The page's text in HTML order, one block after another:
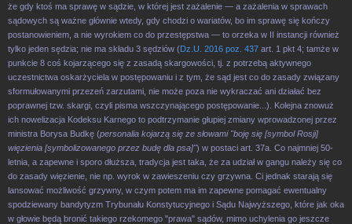
że gdy ktoś ma sprawę w sądzie, w której jest zażalenie — a zażalenia w sprawach
sądowych są ważne głównie wtedy, gdy chodzi o wariatów, bo im sprawę się kończy
postanowieniem, a nie wyrokiem co do przestępstwa — to orzeka w II instancji również
tylko jeden sędzia; nie ma składu 3 sędziów (Dz.U. 2016 poz. 437 art. 1 pkt 4; tamże w
punkcie 8 coś kojarzącego się z zasadą skargowości, tj. z potrzebą aktywnego
uczestnictwa oskarżyciela w postępowaniu i z tym, że sąd jest co do zasady związany
sformułowanymi przezeń zarzutami, nie może poza nie wykraczać ani działać bez
poprawnej tzw. skargi, czyli pisma wszczynającego postępowanie...). Kolejna znowuż
ich nowelizacja Kodeksu Karnego to podtrzymanie głupiej zmiany wprowadzonej przez
ministra Borysa Budkę (personalia kojarzą się ze słowami "boję się [symbol Rosji]
więzienia [symbolizowanego przez budę dla psa]") w postaci art. 37a. Co najmniej 50-
letnia, a zapewne i sporo dłuższa, tradycja jest taka, że za udział w gangu należy się co
do zasady więzienie, nie np. wyrok w zawieszeniu czy grzywna. Ci jednak starają się
lansować możliwość grzywny, w czym potem ma im zapewne pomagać ewentualny
spodziewany bandytyzm Trybunału Konstytucyjnego i Sądu Najwyższego, które jak oka
w głowie będą bronić takiego rzekomego "prawa" sądów, mimo uchylenia go jeszcze